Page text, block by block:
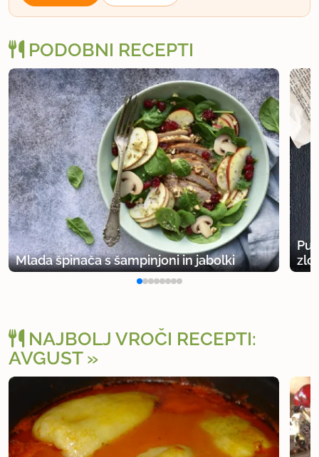
PODOBNI RECEPTI
Mlada špinača s šampinjoni in jabolki
NAJBOLJ VROČI RECEPTI:
AVGUST